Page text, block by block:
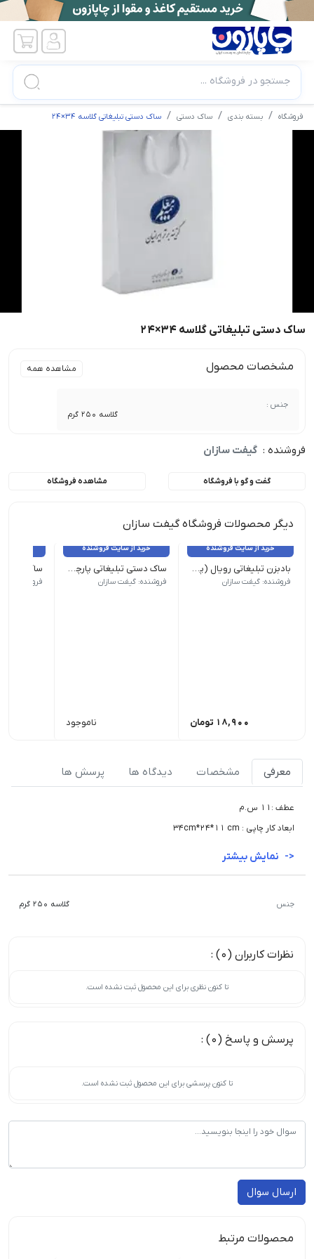
جستجو در فروشگاه ...
فروشگاه بسته بندی ساک دستی ساک دستی تبلیغاتی گلاسه 34×24
ساک دستی تبلیغاتی گلاسه 34×24
مشخصات محصول مشاهده همه
جنس :
گلاسه 250 گرم
فروشنده : گیفت سازان
گفت و گو با فروشگاه مشاهده فروشگاه
دیگر محصولات فروشگاه گیفت سازان
خرید از سایت فروشنده
بادبزن تبلیغاتی رویال (پلاستیکی) ابعاد کار چاپی : 12cm*16 cm | حداقل سفارش: 1000 عدد
فروشنده: گیفت سازان
18,900 تومان
خرید از سایت فروشنده
ساک دستی تبلیغاتی پارچه ای 35×45 عطف : 10 س.م | حداقل سفارش: 500 عدد
فروشنده: گیفت سازان
ناموجود
عطف 10س.م | حداقل سفارش: 500 عدد
فروشنده:
معرفی مشخصات دیدگاه ها پرسش ها
عطف :11 س.م
ابعاد کار چاپی : 34cm*24*11 cm
جنس گلاسه 250 گرم
نظرات کاربران (0) :
تا کنون نظری برای این محصول ثبت نشده است.
پرسش و پاسخ (0) :
تا کنون پرسشی برای این محصول ثبت نشده است.
ارسال سوال
محصولات مرتبط